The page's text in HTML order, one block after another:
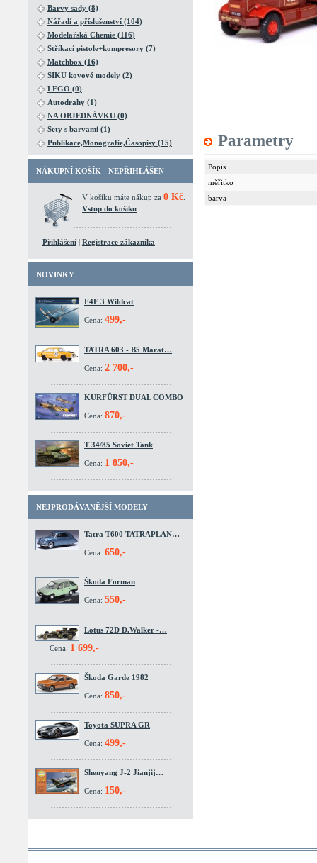
Barvy sady (8)
Nářadí a příslušenství (104)
Modelařská Chemie (116)
Stříkací pistole+kompresory (7)
Matchbox (16)
SIKU kovové modely (2)
LEGO (0)
Autodrahy (1)
NA OBJEDNÁVKU (0)
Sety s barvami (1)
Publikace,Monografie,Časopisy (15)
NÁKUPNÍ KOŠÍK - NEPŘIHLÁŠEN
V košíku máte nákup za 0 Kč
Vstup do košíku
Přihlášení | Registrace zákazníka
NOVINKY
F4F 3 Wildcat
Cena: 499,-
TATRA 603 - B5 Marat…
Cena: 2 700,-
KURFÜRST DUAL COMBO
Cena: 870,-
T 34/85 Soviet Tank
Cena: 1 850,-
NEJPRODÁVANĚJŠÍ MODELY
Tatra T600 TATRAPLAN…
Cena: 650,-
Škoda Forman
Cena: 550,-
Lotus 72D D.Walker -…
Cena: 1 699,-
Škoda Garde 1982
Cena: 850,-
Toyota SUPRA GR
Cena: 499,-
Shenyang J-2 Jianjij…
Cena: 150,-
Parametry
Popis
měřitko
barva